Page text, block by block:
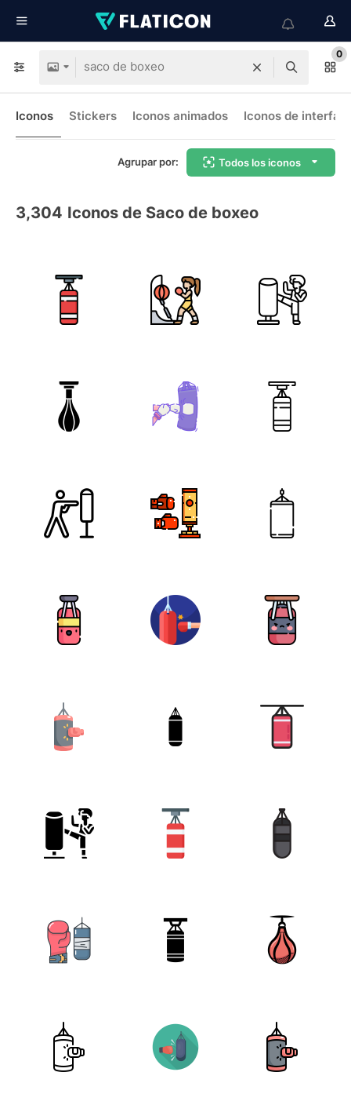
0
Iconos Stickers Iconos animados Iconos de interfaz
Agrupar por: Todos los iconos
3,304 Iconos de Saco de boxeo